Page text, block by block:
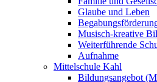
Glaube und Leben
Musisch-kreative
Weiterführende
Aufnahme
Mittelschule Kahl
Bildungsangebot